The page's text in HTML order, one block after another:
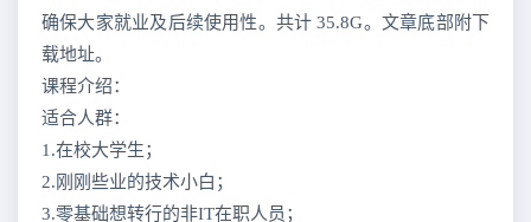
确保大家就业及后续使用性。共计 35.8G。文章底部附下
载地址。
课程介绍：
适合人群：
1.在校大学生；
2.刚刚些业的技术小白；
3.零基础想转行的非IT在职人员；